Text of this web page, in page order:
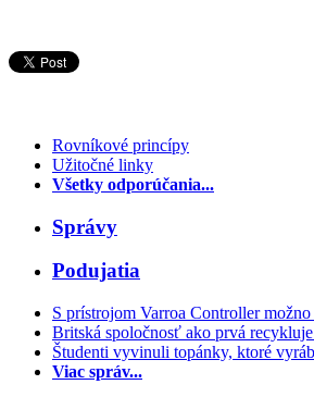
Rovníkové princípy
Užitočné linky
Všetky odporúčania...
Správy
Podujatia
S prístrojom Varroa Controller
Britská spoločnosť ako prvá
Študenti vyvinuli topánky, ktoré
Viac správ...